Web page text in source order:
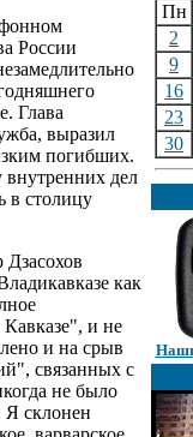
России
Глава
выразил
погибших.
дел
в столицу
как
и не
и на срыв
связанных с
не было
Я склонен
Пн
2
9
16
23
30